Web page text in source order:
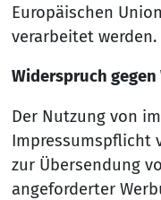
Europäischen
verarbeitet werden.
Widerspruch
Der Nutzung von
Impressumspflicht
zur Übersendung
angeforderter